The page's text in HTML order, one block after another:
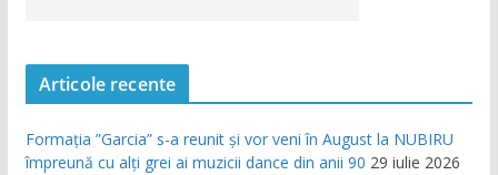
Articole recente
Formația ”Garcia” s-a reunit și vor veni în August la NUBIRU
împreună cu alți grei ai muzicii dance din anii 90 29 iulie 2026